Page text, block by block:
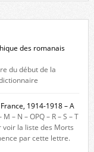
des romanais
du début de la
Morts pour la
historique est
de
Triboulet, […]
1914-1918 – A
M – N – OPQ – R – S – T
voir la liste des Morts
par cette lettre.